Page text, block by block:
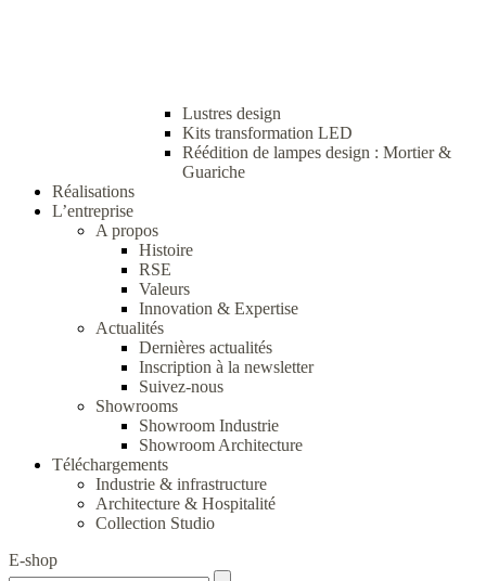
Lustres design
Kits transformation LED
Réédition de lampes design : Mortier &
Guariche
Réalisations
L’entreprise
A propos
Histoire
RSE
Valeurs
Innovation & Expertise
Actualités
Dernières actualités
Inscription à la newsletter
Suivez-nous
Showrooms
Showroom Industrie
Showroom Architecture
Téléchargements
Industrie & infrastructure
Architecture & Hospitalité
Collection Studio
E-shop